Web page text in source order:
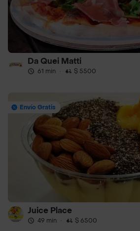
Da Quei Matti
61 min · $ 5500
Envío Gratis
Juice Place
49 min · $ 6500